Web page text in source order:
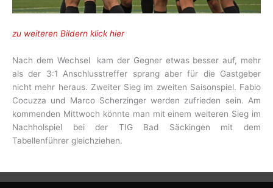
zu weiteren Bildern klick hier
Nach dem Wechsel kam der Gegner etwas besser auf, mehr
als der 3:1 Anschlusstreffer sprang aber für die Gastgeber
nicht mehr heraus. Zweiter Sieg im zweiten Saisonspiel. Fabio
Cocuzza und Marco Scherzinger werden zufrieden sein. Am
kommenden Mittwoch könnte man mit einem weiteren Sieg im
Nachholspiel bei der TIG Bad Säckingen mit dem
Tabellenführer gleichziehen.